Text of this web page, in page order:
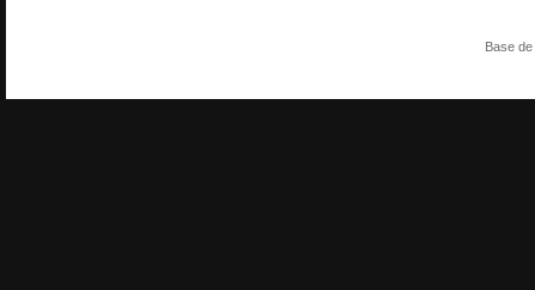
Base